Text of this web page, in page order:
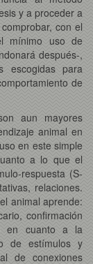
y a proceder a
con el
mínimo uso de
después-,
escogidas para
de
aun mayores
animal en
en este simple
a lo que el
respuesta (S-
relaciones.
animal aprende:
confirmación
en cuanto a la
de estímulos y
de conexiones